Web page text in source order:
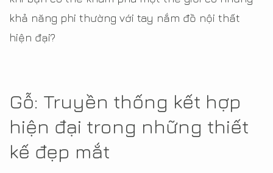
khả năng phi thường với tay nắm đồ nội thất
hiện đại?
Gỗ: Truyền thống kết hợp
hiện đại trong những thiết
kế đẹp mắt